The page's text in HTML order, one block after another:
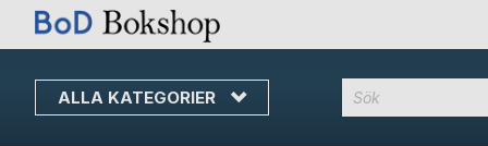
ALLA KATEGORIER